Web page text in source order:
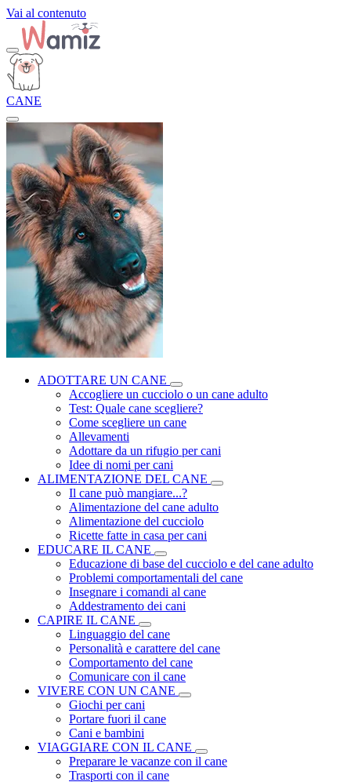
Vai al contenuto
CANE
ADOTTARE UN CANE
Accogliere un cucciolo o un cane adulto
Test: Quale cane scegliere?
Come scegliere un cane
Allevamenti
Adottare da un rifugio per cani
Idee di nomi per cani
ALIMENTAZIONE DEL CANE
Il cane può mangiare...?
Alimentazione del cane adulto
Alimentazione del cucciolo
Ricette fatte in casa per cani
EDUCARE IL CANE
Educazione di base del cucciolo e del cane adulto
Problemi comportamentali del cane
Insegnare i comandi al cane
Addestramento dei cani
CAPIRE IL CANE
Linguaggio del cane
Personalità e carattere del cane
Comportamento del cane
Comunicare con il cane
VIVERE CON UN CANE
Giochi per cani
Portare fuori il cane
Cani e bambini
VIAGGIARE CON IL CANE
Preparare le vacanze con il cane
Trasporti con il cane